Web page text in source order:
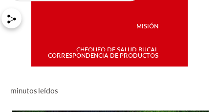
MISIÓN
CHEQUEO DE SALUD BUCAL
CORRESPONDENCIA DE PRODUCTOS
minutos leídos